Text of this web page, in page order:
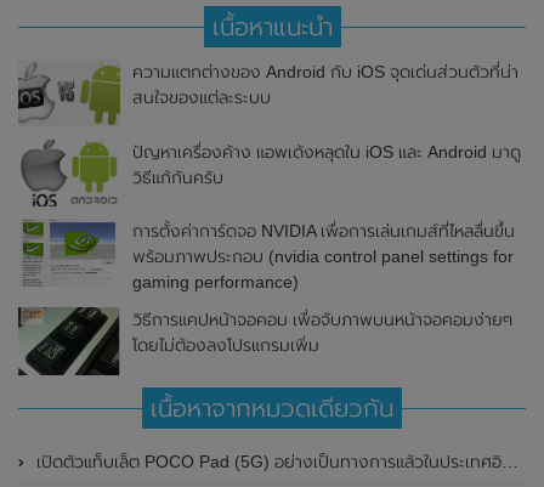
เนื้อหาแนะนำ
ความแตกต่างของ Android กับ iOS จุดเด่นส่วนตัวที่น่า
สนใจของแต่ละระบบ
ปัญหาเครื่องค้าง แอพเด้งหลุดใน iOS และ Android มาดู
วิธีแก้กันครับ
การตั้งค่าการ์ดจอ NVIDIA เพื่อการเล่นเกมส์ที่ไหลลื่นขึ้น
พร้อมภาพประกอบ (nvidia control panel settings for
gaming performance)
วิธีการแคปหน้าจอคอม เพื่อจับภาพบนหน้าจอคอมง่ายๆ
โดยไม่ต้องลงโปรแกรมเพิ่ม
เนื้อหาจากหมวดเดียวกัน
เปิดตัวแท็บเล็ต POCO Pad (5G) อย่างเป็นทางการแล้วในประเทศอินเดีย มาพร้อมชิปเซ็ต Snapdragon 7s Gen 2 ของ Qualcomm และรองรับเครือข่าย 5G